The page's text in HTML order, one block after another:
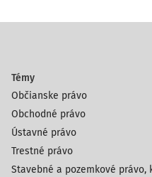
Témy
Občianske právo
Obchodné právo
Ústavné právo
Trestné právo
Stavebné a pozemkové